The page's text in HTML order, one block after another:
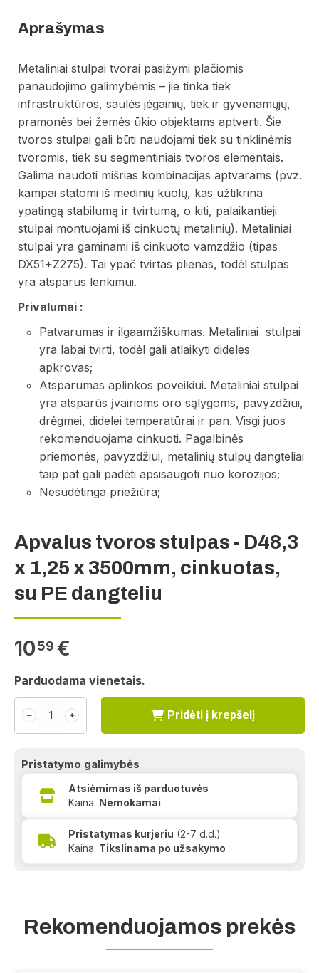
Aprašymas
Metaliniai stulpai tvorai pasižymi plačiomis
panaudojimo galimybėmis – jie tinka tiek
infrastruktūros, saulės jėgainių, tiek ir gyvenamųjų,
pramonės bei žemės ūkio objektams aptverti. Šie
tvoros stulpai gali būti naudojami tiek su tinklinėmis
tvoromis, tiek su segmentiniais tvoros elementais.
Galima naudoti mišrias kombinacijas aptvarams (pvz.
kampai statomi iš medinių kuolų, kas užtikrina
ypatingą stabilumą ir tvirtumą, o kiti, palaikantieji
stulpai montuojami iš cinkuotų metalinių). Metaliniai
stulpai yra gaminami iš cinkuoto vamzdžio (tipas
DX51+Z275). Tai ypač tvirtas plienas, todėl stulpas
yra atsparus lenkimui.
Privalumai :
Patvarumas ir ilgaamžiškumas. Metaliniai stulpai
yra labai tvirti, todėl gali atlaikyti dideles
apkrovas;
Atsparumas aplinkos poveikiui. Metaliniai stulpai
yra atsparūs įvairioms oro sąlygoms, pavyzdžiui,
drėgmei, didelei temperatūrai ir pan. Visgi juos
rekomenduojama cinkuoti. Pagalbinės
priemonės, pavyzdžiui, metalinių stulpų dangteliai
taip pat gali padėti apsisaugoti nuo korozijos;
Nesudėtinga priežiūra;
Apvalus tvoros stulpas - D48,3
x 1,25 x 3500mm, cinkuotas,
su PE dangteliu
1059 €
Parduodama vienetais.
﹣ ﹢ Pridėti į krepšelį
Pristatymo galimybės
Atsiėmimas iš parduotuvės
Kaina: Nemokamai
Pristatymas kurjeriu (2-7 d.d.)
Kaina: Tikslinama po užsakymo
Rekomenduojamos prekės